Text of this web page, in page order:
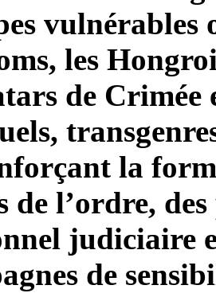
vulnérables
les
de Crimée
la
de l’ordre,
judiciaire
de